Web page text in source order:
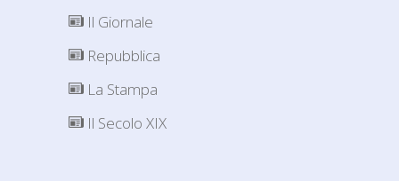
Il Giornale
Repubblica
La Stampa
Il Secolo XIX